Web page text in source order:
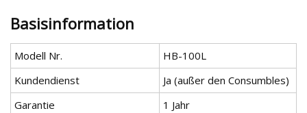
Basisinformation
Modell Nr.
HB-100L
Kundendienst
Ja (außer den Consumbles)
Garantie
1 Jahr